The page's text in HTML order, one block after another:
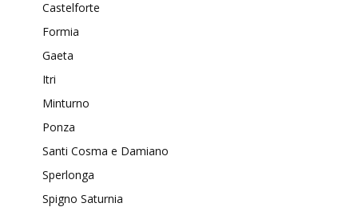
Castelforte
Formia
Gaeta
Itri
Minturno
Ponza
Santi Cosma e Damiano
Sperlonga
Spigno Saturnia